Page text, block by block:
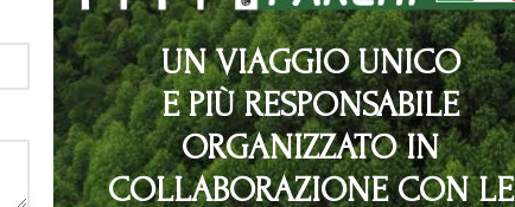
UN VIAGGIO UNICO
E PIÙ RESPONSABILE
ORGANIZZATO IN
COLLABORAZIONE CON LE